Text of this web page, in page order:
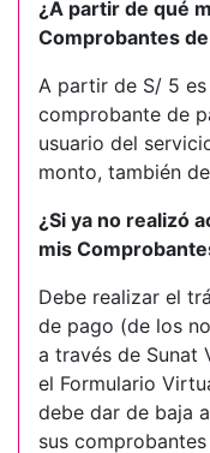
¿A partir de qué
Comprobantes
A partir de S/ 5
comprobante de
usuario del
monto, también
¿Si ya no realizó
mis
Debe realizar el
de pago (de los
a través de Sunat
el Formulario
debe dar de baja
sus